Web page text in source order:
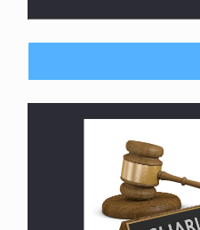
(الرموش الاصطناعية)